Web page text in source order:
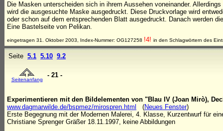
Die Masken unterscheiden sich in ihrem Aussehen voneinander.
wird die ausgesuchte Maske ausgedruckt. Diese Druckvorlage wird
oder schon auf dem entsprechenden Blatt ausgedruckt. Danach werden
Eine Bastelseite von Pelikan.
eingetragen 31. Oktober 2003, Index-Nummer: OG127258 !4! in den Schlagwörtern des
Seite 5.1 5.10 9.2
Seitenanfang
- 21 -
Experimentieren mit den Bildelementen von "Blau IV (Joan Mirò),
www.dagmarwilde.de/bspmez/mirospren.html
(Neues Fenster)
Erste Begegnung mit der Modernen Malerei, 4. Klasse, Kurzentwurf für
Christiane Sprenger Gräßer 18.11.1997, keine Abbildungen